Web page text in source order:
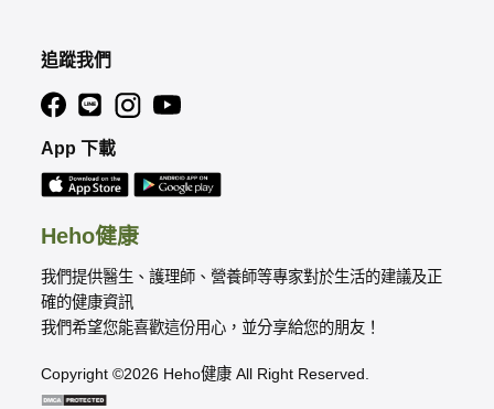
Heho健康
我們提供醫生、護理師、營養師等專家對於生活的建議及正
確的健康資訊
我們希望您能喜歡這份用心，並分享給您的朋友！
Copyright ©2026 Heho健康 All Right Reserved.
追蹤我們
App 下載